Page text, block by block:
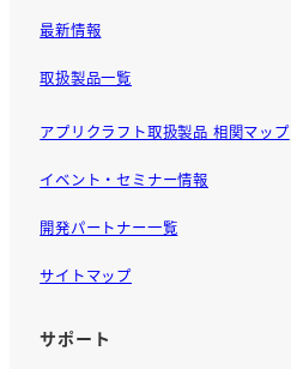
最新情報
取扱製品一覧
アプリクラフト取扱製品 相関マップ
イベント・セミナー情報
開発パートナー一覧
サイトマップ
サポート